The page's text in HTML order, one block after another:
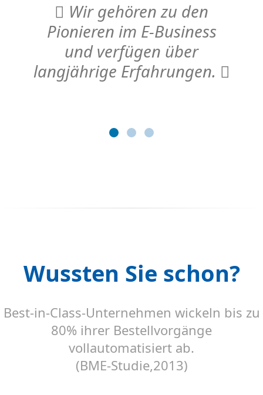
Wir gehören zu den
Pionieren im E-Business
und verfügen über
langjährige Erfahrungen.
Wussten Sie schon?
Best-in-Class-Unternehmen wickeln bis zu
80% ihrer Bestellvorgänge
vollautomatisiert ab.
(BME-Studie,2013)